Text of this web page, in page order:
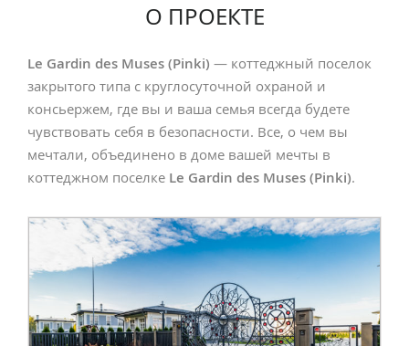
О ПРОЕКТЕ
Le Gardin des Muses (Pinki) — коттеджный поселок
закрытого типа с круглосуточной охраной и
консьержем, где вы и ваша семья всегда будете
чувствовать себя в безопасности. Все, о чем вы
мечтали, объединено в доме вашей мечты в
коттеджном поселке Le Gardin des Muses (Pinki).